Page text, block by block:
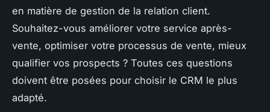
en matière de gestion de la relation client.
Souhaitez-vous améliorer votre service après-
vente, optimiser votre processus de vente, mieux
qualifier vos prospects ? Toutes ces questions
doivent être posées pour choisir le CRM le plus
adapté.